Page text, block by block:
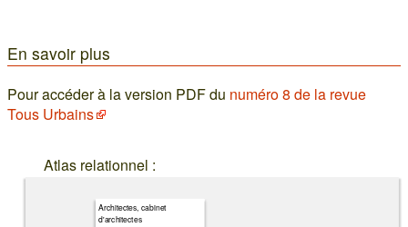
En savoir plus
Pour accéder à la version PDF du numéro 8 de la revue
Tous Urbains
Atlas relationnel :
Architectes, cabinet
d'architectes